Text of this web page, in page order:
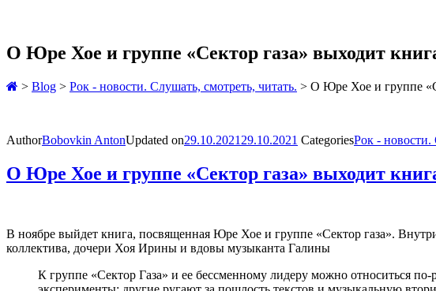
О Юре Хое и группе «Сектор газа» выходит
> Blog > Рок - новости. Слушать, смотреть, читать. > О Юре Хое и группе
AuthorBobovkin AntonUpdated on29.10.2021 29.10.2021 CategoriesРок - новости.
О Юре Хое и группе «Сектор газа» выходит
В ноябре выйдет книга, посвященная Юре Хое и группе «Сектор газа».
коллектива, дочери Хоя Ирины и вдовы музыканта Галины
К группе «Сектор Газа» и ее бессменному лидеру можно относиться